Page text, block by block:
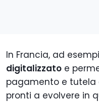
In Francia, ad
digitalizzato e
pagamento e tutela
pronti a evolvere in